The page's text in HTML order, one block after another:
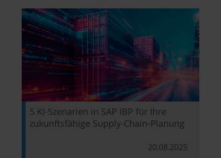
5 KI-Szenarien in SAP IBP für Ihre
zukunftsfähige Supply-Chain-Planung
20.08.2025